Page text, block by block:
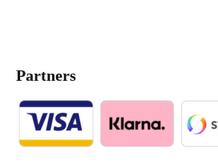
Partners